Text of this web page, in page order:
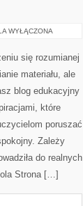
WYŁĄCZONA
się rozumianej
materiału, ale
blog edukacyjny
które
poruszać
Zależy
do realnych
Strona […]